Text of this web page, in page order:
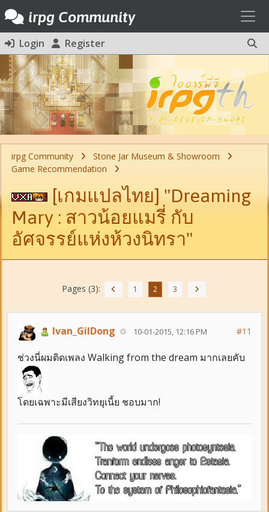
irpg Community
Login Register
irpg Community
Stone Jar Museum & Showroom
Game Recommendation
[เกมแปลไทย] "Dreaming
Mary : สาวน้อยแมรี่ กับ
อัศจรรย์แห่งห้วงนิทรา"
Pages (3): 1 2 3
Ivan_GilDong 10-01-2015, 12:16 PM #11
ช่วงนี่ผมติดเพลง Walking from the dream มากเลยคับ
โดยเฉพาะมีเสียงวิทยุเนี้ย ชอบมาก!